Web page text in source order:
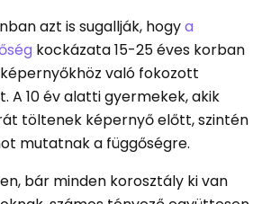
azt is sugallják, hogya
kockázata 15-25 éves korban
való fokozott
A 10 év alatti gyermekek, akik
töltenek képernyő előtt, szintén
mutatnak a függőségre.
bár minden korosztály ki van